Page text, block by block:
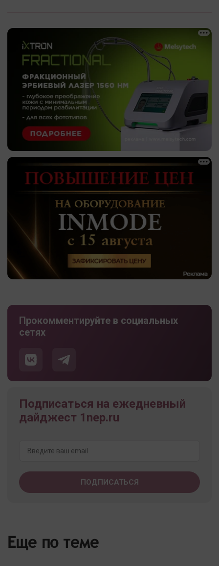
Прокомментируйте в социальных
сетях
Подписаться на ежедневный
дайджест 1nep.ru
Еще по теме